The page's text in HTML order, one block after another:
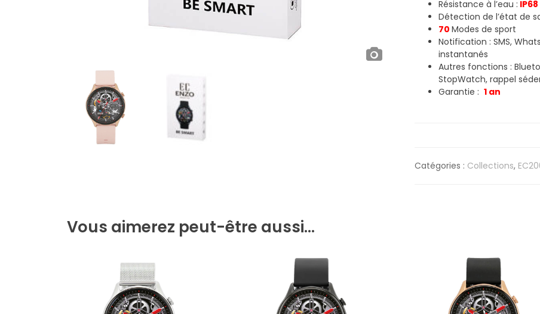
Résistance à l’eau : IP68
Détection de l’état de
70Modes de sport
Notification : SMS,
instantanés
Autres fonctions :
StopWatch, rappel
Garantie :1 an
Catégories : Collections,
Vous aimerez peut-être aussi…